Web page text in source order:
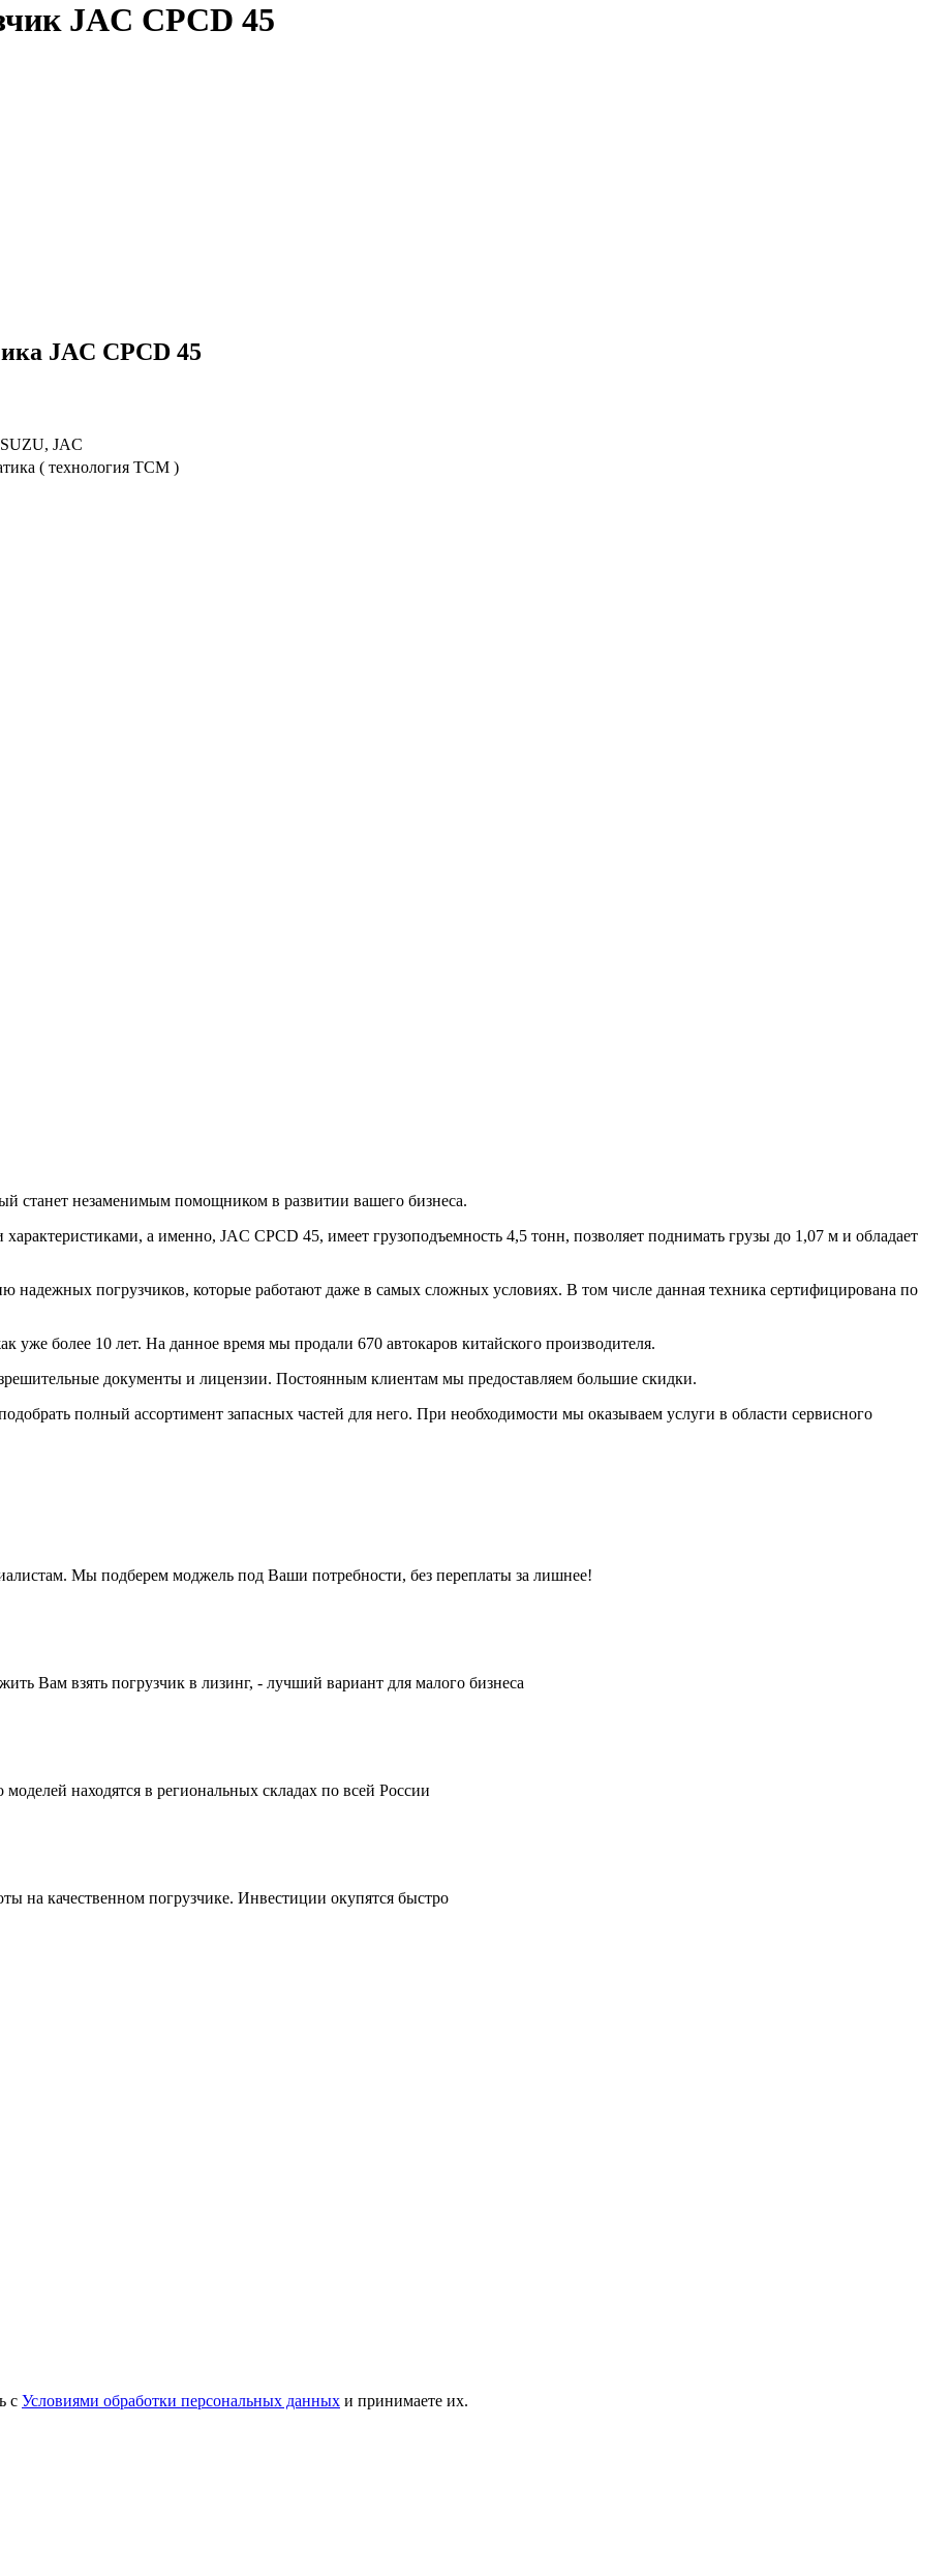
JAC CPCD 45
JAC CPCD 45
JAC
( технология TCM )
станет незаменимым помощником в развитии вашего бизнеса.
а именно, JAC CPCD 45, имеет грузоподъемность 4,5 тонн, позволяет поднимать грузы до 1,07 м и обладает
надежных погрузчиков, которые работают даже в самых сложных условиях. В том числе данная техника сертифицирована по
уже более 10 лет. На данное время мы продали 670 автокаров китайского производителя.
документы и лицензии. Постоянным клиентам мы предоставляем большие скидки.
полный ассортимент запасных частей для него. При необходимости мы оказываем услуги в области сервисного
Мы подберем моджель под Ваши потребности, без переплаты за лишнее!
Вам взять погрузчик в лизинг, - лучший вариант для малого бизнеса
находятся в региональных складах по всей России
на качественном погрузчике. Инвестиции окупятся быстро
с Условиями обработки персональных данных и принимаете их.